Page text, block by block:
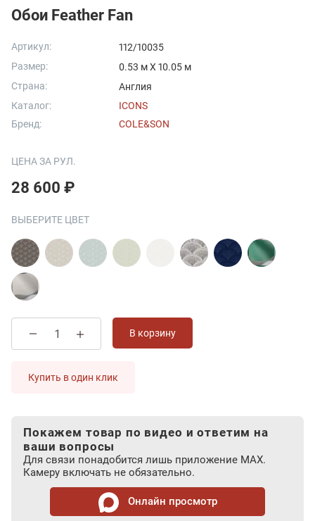
Обои Feather Fan
Артикул:
112/10035
Размер:
0.53 м X 10.05 м
Страна:
Англия
Каталог:
ICONS
Бренд:
COLE&SON
ЦЕНА ЗА РУЛ.
28 600 ₽
ВЫБЕРИТЕ ЦВЕТ
В корзину
Купить в один клик
Покажем товар по видео и ответим на
ваши вопросы
Для связи понадобится лишь приложение MAX.
Камеру включать не обязательно.
Онлайн просмотр